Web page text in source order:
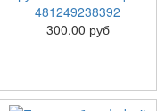
481249238392
300.00 руб